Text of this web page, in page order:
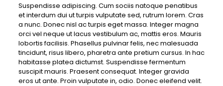
Suspendisse adipiscing. Cum sociis natoque penatibus
et interdum dui ut turpis vulputate sed, rutrum lorem. Cras
a nunc. Donec nisl ac turpis eget massa. Integer magna
orci vel neque ut lacus vestibulum ac, mattis eros. Mauris
lobortis facilisis. Phasellus pulvinar felis, nec malesuada
tincidunt, risus libero, pharetra ante pretium cursus. In hac
habitasse platea dictumst. Suspendisse fermentum
suscipit mauris. Praesent consequat. Integer gravida
eros ut ante. Proin vulputate in, odio. Donec eleifend velit.